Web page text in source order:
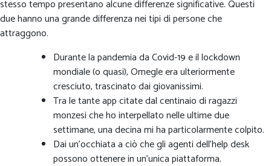
stesso tempo presentano alcune differenze significative. Questi
due hanno una grande differenza nei tipi di persone che
attraggono.
Durante la pandemia da Covid-19 e il lockdown
mondiale (o quasi), Omegle era ulteriormente
cresciuto, trascinato dai giovanissimi.
Tra le tante app citate dal centinaio di ragazzi
monzesi che ho interpellato nelle ultime due
settimane, una decina mi ha particolarmente colpito.
Dai un’occhiata a ciò che gli agenti dell’help desk
possono ottenere in un’unica piattaforma.